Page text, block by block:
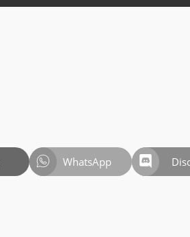
WhatsApp